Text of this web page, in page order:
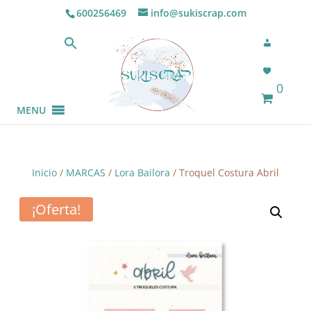
600256469 info@sukiscrap.com
0
MENU
Inicio / MARCAS / Lora Bailora / Troquel Costura Abril
¡Oferta!